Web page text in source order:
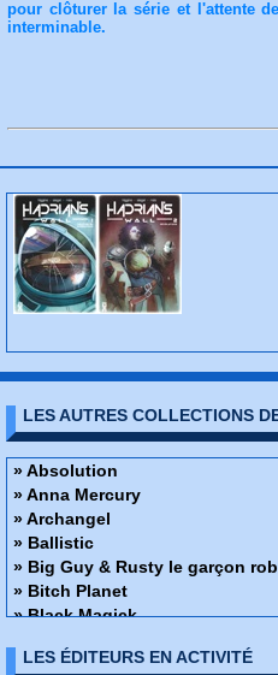
pour clôturer la série et l'attente
interminable.
LES AUTRES COLLECTIONS
» Absolution
» Anna Mercury
» Archangel
» Ballistic
» Big Guy & Rusty le garçon
» Bitch Planet
» Black Magick
» Cannibal
LES ÉDITEURS EN ACTIVITÉ